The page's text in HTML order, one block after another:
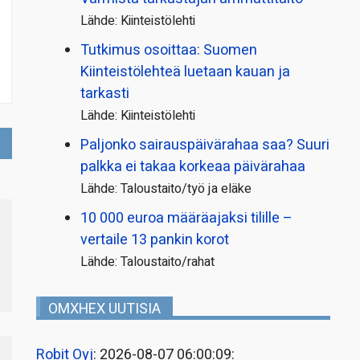
Lähde: Kiinteistölehti
Tutkimus osoittaa: Suomen
Kiinteistölehteä luetaan kauan ja
tarkasti
Lähde: Kiinteistölehti
Paljonko sairauspäivä­rahaa saa? Suuri
palkka ei takaa korkeaa päivärahaa
Lähde: Taloustaito/työ ja eläke
10 000 euroa määräajaksi tilille –
vertaile 13 pankin korot
Lähde: Taloustaito/rahat
OMXHEX UUTISIA
Robit Oyj: 2026-08-07 06:00:09: